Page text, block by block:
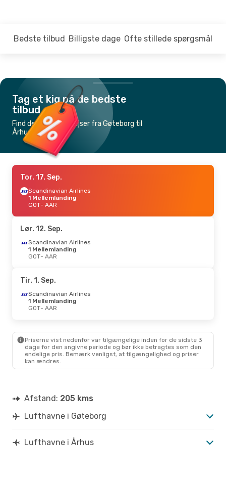
Bedste tilbud Billigste dage Ofte stillede spørgsmål
Tag et kig på de bedste
tilbud
Find de billigste flyrejser fra Gøteborg til
Århus
Tor. 17. Sep.
Scandinavian Airlines
1 Mellemlanding
GOT- AAR
Lør. 12. Sep.
Scandinavian Airlines
1 Mellemlanding
GOT- AAR
Tir. 1. Sep.
Scandinavian Airlines
1 Mellemlanding
GOT- AAR
Priserne vist nedenfor var tilgængelige inden for de sidste 3
dage for den angivne periode og bør ikke betragtes som den
endelige pris. Bemærk venligst, at tilgængelighed og priser
kan ændres.
Afstand: 205 kms
Lufthavne i Gøteborg
Lufthavne i Århus